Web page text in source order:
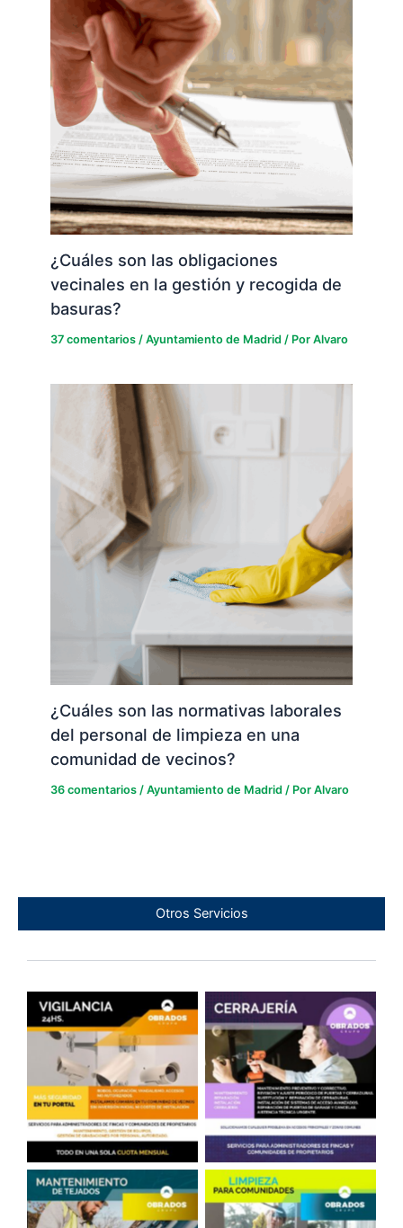
¿Cuáles son las obligaciones
vecinales en la gestión y recogida de
basuras?
37 comentarios /Ayuntamiento de Madrid / PorAlvaro
¿Cuáles son las normativas laborales
del personal de limpieza en una
comunidad de vecinos?
36 comentarios /Ayuntamiento de Madrid / PorAlvaro
Otros Servicios
Cámaras en Portales Cerrajería